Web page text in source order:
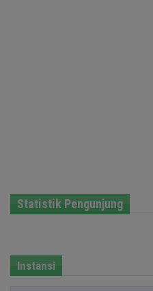
Statistik Pengunjung
Instansi